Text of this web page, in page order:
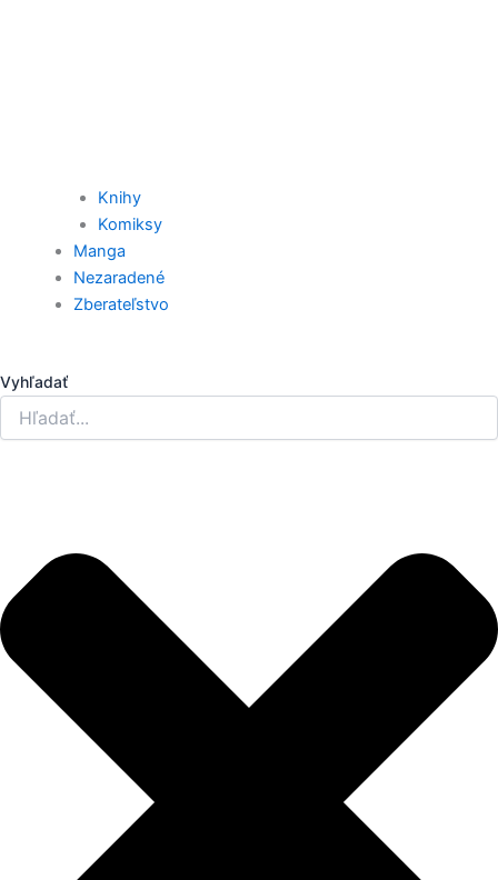
Knihy
Komiksy
Manga
Nezaradené
Zberateľstvo
Vyhľadať